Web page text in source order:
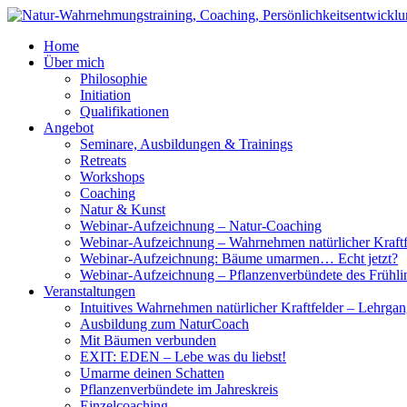
Home
Über mich
Philosophie
Initiation
Qualifikationen
Angebot
Seminare, Ausbildungen & Trainings
Retreats
Workshops
Coaching
Natur & Kunst
Webinar-Aufzeichnung – Natur-Coaching
Webinar-Aufzeichnung – Wahrnehmen natürlicher
Webinar-Aufzeichnung: Bäume umarmen… Echt jetzt?
Webinar-Aufzeichnung – Pflanzenverbündete des
Veranstaltungen
Intuitives Wahrnehmen natürlicher Kraftfelder –
Ausbildung zum NaturCoach
Mit Bäumen verbunden
EXIT: EDEN – Lebe was du liebst!
Umarme deinen Schatten
Pflanzenverbündete im Jahreskreis